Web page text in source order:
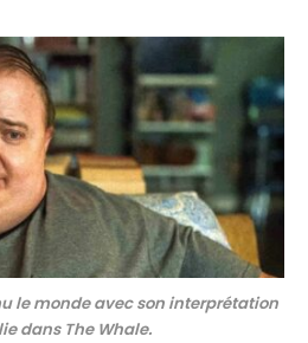
le monde avec son interprétation
dans The Whale.